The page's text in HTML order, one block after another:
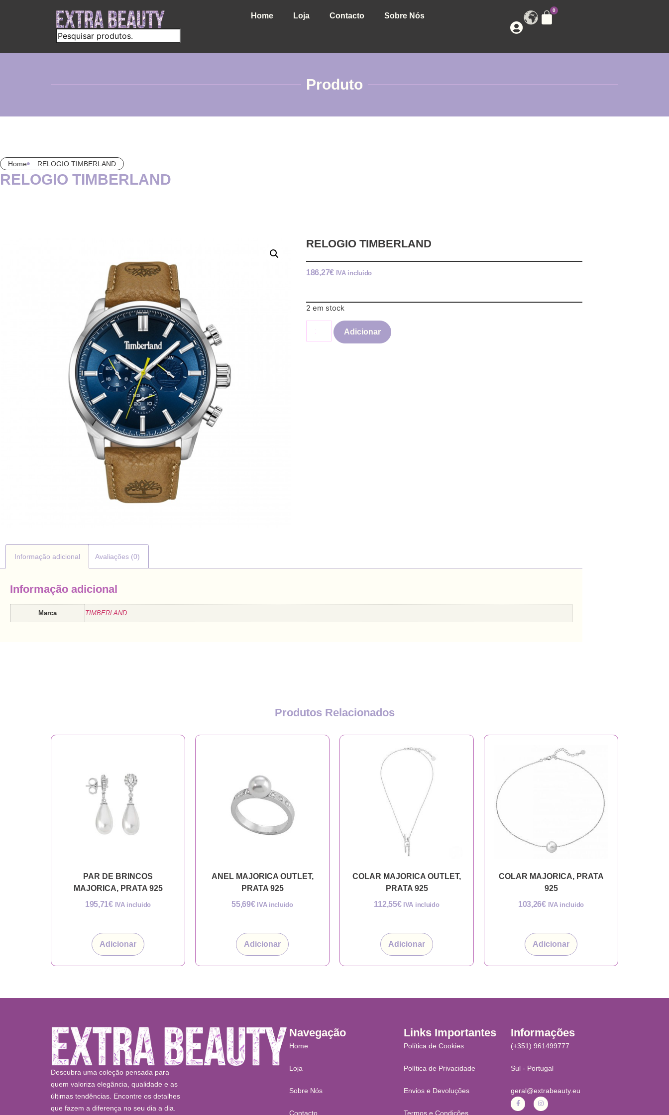
Home Loja Contacto Sobre Nós
Produto
Home RELOGIO TIMBERLAND
RELOGIO TIMBERLAND
RELOGIO TIMBERLAND
186,27€ IVA incluido
2 em stock
Adicionar
Informação adicional Avaliações (0)
Informação adicional
Marca TIMBERLAND
Produtos Relacionados
PAR DE BRINCOS
MAJORICA, PRATA 925
195,71€ IVA incluido
Adicionar
ANEL MAJORICA OUTLET,
PRATA 925
55,69€ IVA incluido
Adicionar
COLAR MAJORICA OUTLET,
PRATA 925
112,55€ IVA incluido
Adicionar
COLAR MAJORICA, PRATA
925
103,26€ IVA incluido
Adicionar
Descubra uma coleção pensada para
quem valoriza elegância, qualidade e as
últimas tendências. Encontre os detalhes
que fazem a diferença no seu dia a dia.
Navegação
Home
Loja
Sobre Nós
Contacto
Links Importantes
Política de Cookies
Política de Privacidade
Envios e Devoluções
Termos e Condições
Informações
(+351) 961499777
Sul - Portugal
geral@extrabeauty.eu